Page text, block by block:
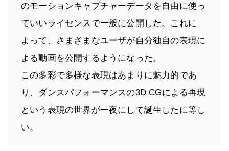
のモーションキャプチャーデータを自由に使っ
ていいライセンスで一般に公開した。これに
よって、さまざまなユーザが自分独自の表現に
よる動画を公開するようになった。
この多彩で多様な表現はあまりに魅力的であ
り、ダンスパフォーマンスの3D CGによる再現
という表現の世界が一夜にして誕生したに等し
い。